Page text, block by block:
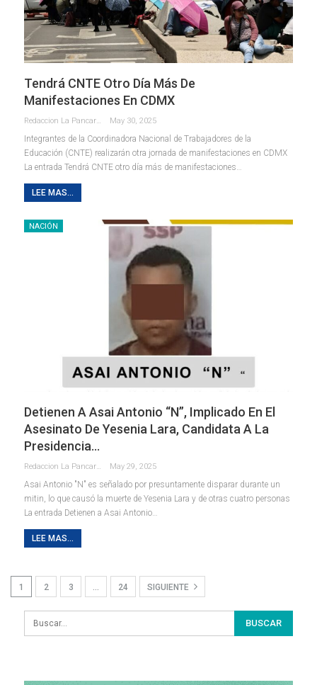
Tendrá CNTE Otro Día Más De
Manifestaciones En CDMX
Redaccion La Pancarta De Quintana Roo May 30, 2025
Integrantes de la Coordinadora Nacional de Trabajadores de la
Educación (CNTE) realizarán otra jornada de manifestaciones en CDMX
La entrada Tendrá CNTE otro día más de manifestaciones…
LEE MAS...
NACIÓN
Detienen A Asai Antonio “N”, Implicado En El
Asesinato De Yesenia Lara, Candidata A La
Presidencia…
Redaccion La Pancarta De Quintana Roo May 29, 2025
Asai Antonio "N" es señalado por presuntamente disparar durante un
mitin, lo que causó la muerte de Yesenia Lara y de otras cuatro personas
La entrada Detienen a Asai Antonio…
LEE MAS...
1 2 3 … 24 SIGUIENTE